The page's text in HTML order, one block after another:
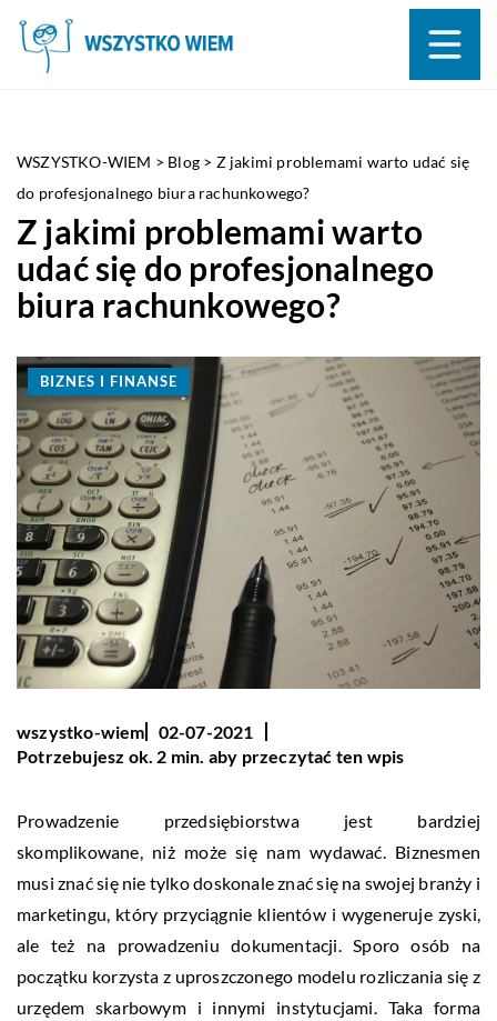
WSZYSTKO-WIEM > Blog > Z jakimi problemami warto udać się
do profesjonalnego biura rachunkowego?
Z jakimi problemami warto
udać się do profesjonalnego
biura rachunkowego?
BIZNES I FINANSE
wszystko-wiem
02-07-2021
Potrzebujesz ok. 2 min. aby przeczytać ten wpis
Prowadzenie przedsiębiorstwa jest bardziej
skomplikowane, niż może się nam wydawać. Biznesmen
musi znać się nie tylko doskonale znać się na swojej branży i
marketingu, który przyciągnie klientów i wygeneruje zyski,
ale też na prowadzeniu dokumentacji. Sporo osób na
początku korzysta z uproszczonego modelu rozliczania się z
urzędem skarbowym i innymi instytucjami. Taka forma